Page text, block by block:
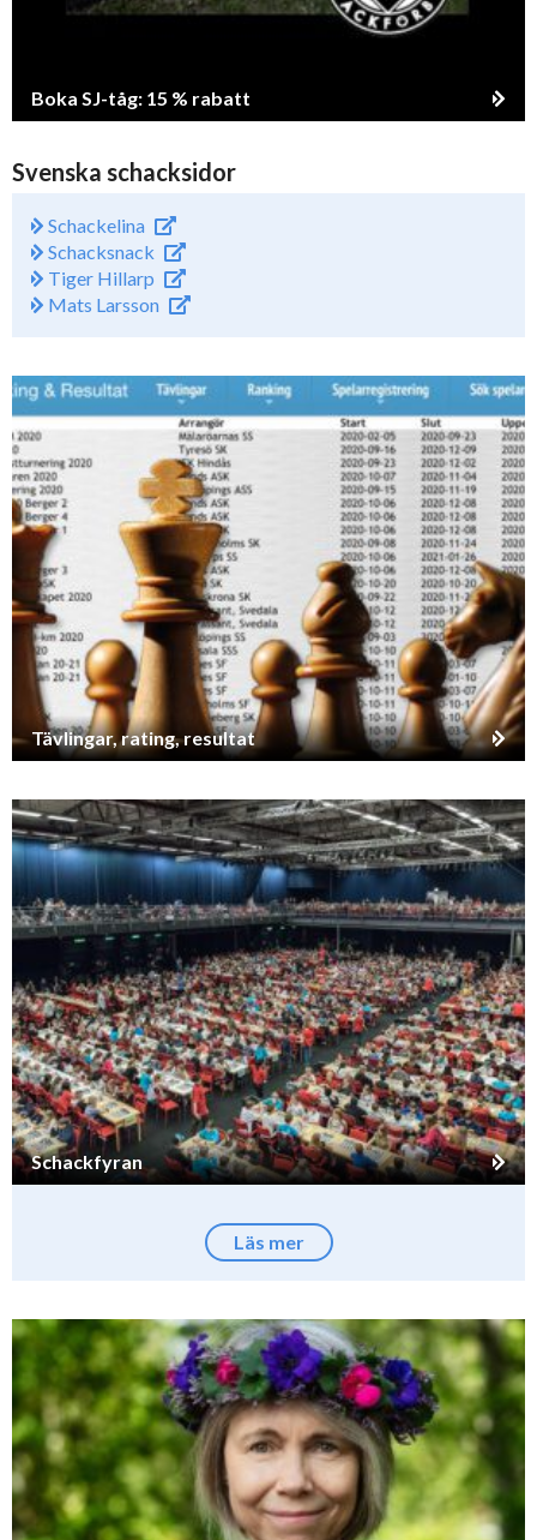
Boka SJ-tåg: 15 % rabatt
Svenska schacksidor
Schackelina
Schacksnack
Tiger Hillarp
Mats Larsson
Tävlingar, rating, resultat
Schackfyran
Läs mer